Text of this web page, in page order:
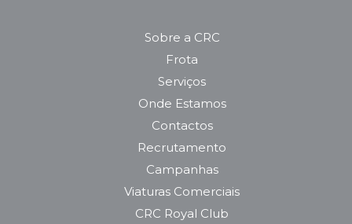
Sobre a CRC
Frota
Serviços
Onde Estamos
Contactos
Recrutamento
Campanhas
Viaturas Comerciais
CRC Royal Club